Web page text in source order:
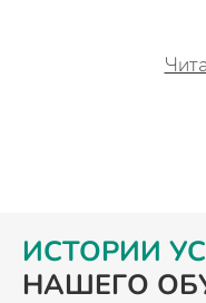
ИСТОРИИ
НАШЕГО